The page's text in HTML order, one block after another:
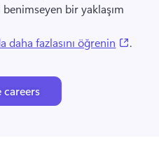
bir yaklaşım
daha fazlasını öğrenin
.
careers